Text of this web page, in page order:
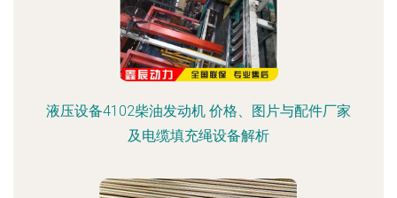
液压设备4102柴油发动机 价格、图片与配件厂家
及电缆填充绳设备解析